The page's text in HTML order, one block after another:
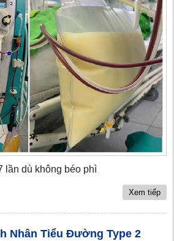
lần dù không béo phì
Xem tiếp
Nhân Tiểu Đường Type 2